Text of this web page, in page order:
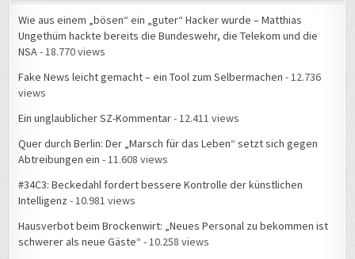
Wie aus einem „bösen“ ein „guter“ Hacker wurde – Matthias
Ungethüm hackte bereits die Bundeswehr, die Telekom und die
NSA- 18.770 views
Fake News leicht gemacht – ein Tool zum Selbermachen - 12.736
views
Ein unglaublicher SZ-Kommentar- 12.411 views
Quer durch Berlin: Der „Marsch für das Leben“ setzt sich gegen
Abtreibungen ein - 11.608 views
#34C3: Beckedahl fordert bessere Kontrolle der künstlichen
Intelligenz - 10.981 views
Hausverbot beim Brockenwirt: „Neues Personal zu bekommen ist
schwerer als neue Gäste“ - 10.258 views